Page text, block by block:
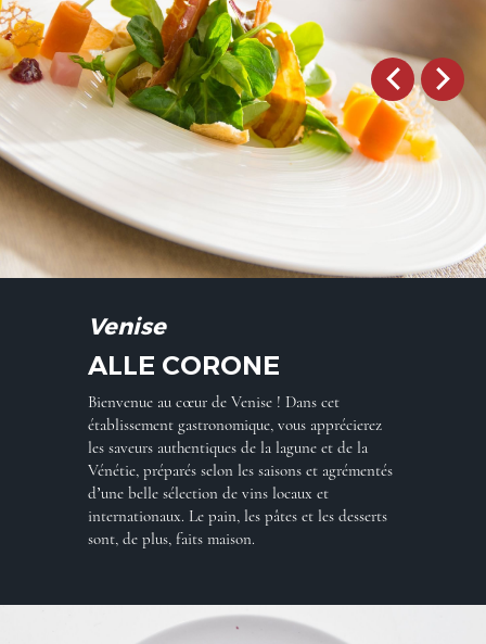
Venise
ALLE CORONE
Bienvenue au cœur de Venise ! Dans cet
établissement gastronomique, vous apprécierez
les saveurs authentiques de la lagune et de la
Vénétie, préparés selon les saisons et agrémentés
d’une belle sélection de vins locaux et
internationaux. Le pain, les pâtes et les desserts
sont, de plus, faits maison.